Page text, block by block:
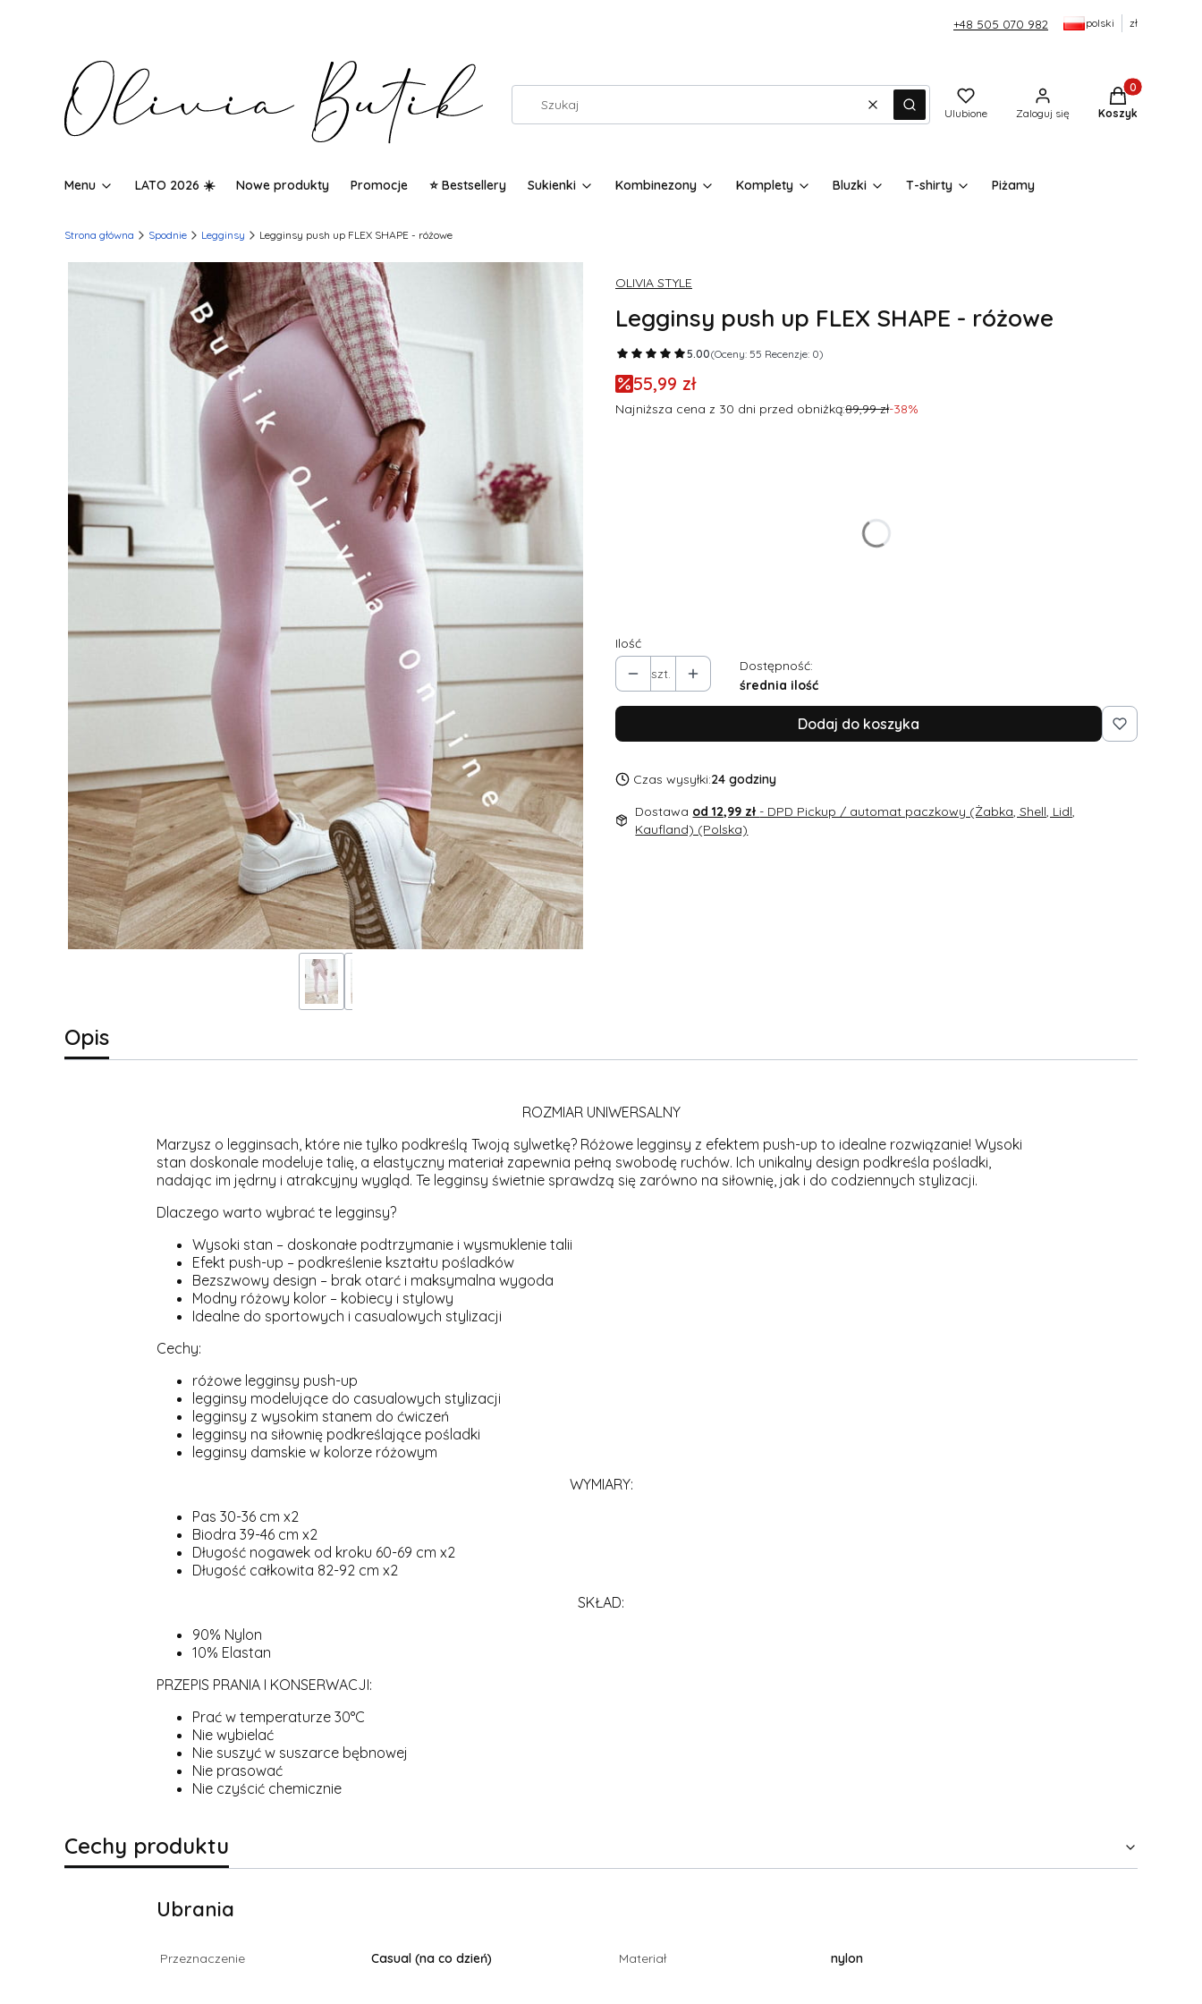
+48 505 070 982 polski zł
WyczyśćSzukajUlubione Zaloguj się
Produkty w
Koszyk
Menu LATO 2026 ☀️ Nowe produkty Promocje ⭐ Bestsellery Sukienki Kombinezony Komplety Bluzki T-shirty Piżamy
Strona główna Spodnie Legginsy Legginsy push up FLEX SHAPE - różowe
OLIVIA STYLE
Legginsy push up FLEX SHAPE - różowe
5.00(Oceny: 55 Recenzje: 0)
55,99 zł
Najniższa cena z 30 dni przed obniżką:89,99 zł-38%
Ilość
szt.
Dostępność:
średnia ilość
Dodaj do koszyka
Czas wysyłki:24 godziny
Dostawa od 12,99 zł - DPD Pickup / automat paczkowy (Żabka, Shell, Lidl,
Kaufland) (Polska)
Opis
ROZMIAR UNIWERSALNY
Marzysz o legginsach, które nie tylko podkreślą Twoją sylwetkę? Różowe legginsy z efektem push-up to idealne rozwiązanie! Wysoki
stan doskonale modeluje talię, a elastyczny materiał zapewnia pełną swobodę ruchów. Ich unikalny design podkreśla pośladki,
nadając im jędrny i atrakcyjny wygląd. Te legginsy świetnie sprawdzą się zarówno na siłownię, jak i do codziennych stylizacji.
Dlaczego warto wybrać te legginsy?
Wysoki stan – doskonałe podtrzymanie i wysmuklenie talii
Efekt push-up – podkreślenie kształtu pośladków
Bezszwowy design – brak otarć i maksymalna wygoda
Modny różowy kolor – kobiecy i stylowy
Idealne do sportowych i casualowych stylizacji
Cechy:
różowe legginsy push-up
legginsy modelujące do casualowych stylizacji
legginsy z wysokim stanem do ćwiczeń
legginsy na siłownię podkreślające pośladki
legginsy damskie w kolorze różowym
WYMIARY:
Pas 30-36 cm x2
Biodra 39-46 cm x2
Długość nogawek od kroku 60-69 cm x2
Długość całkowita 82-92 cm x2
SKŁAD:
90% Nylon
10% Elastan
PRZEPIS PRANIA I KONSERWACJI:
Prać w temperaturze 30°C
Nie wybielać
Nie suszyć w suszarce bębnowej
Nie prasować
Nie czyścić chemicznie
Cechy produktu
Ubrania
Przeznaczenie Casual (na co dzień) Materiał nylon